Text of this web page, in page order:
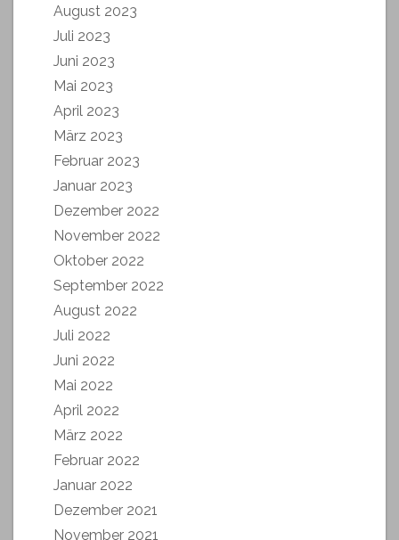
August 2023
Juli 2023
Juni 2023
Mai 2023
April 2023
März 2023
Februar 2023
Januar 2023
Dezember 2022
November 2022
Oktober 2022
September 2022
August 2022
Juli 2022
Juni 2022
Mai 2022
April 2022
März 2022
Februar 2022
Januar 2022
Dezember 2021
November 2021